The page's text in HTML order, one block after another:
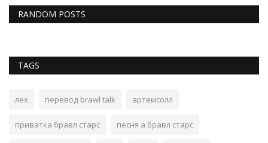
RANDOM POSTS
TAGS
лех перевод brawl talk артемсолл
приватка бравл старс песня а бравл старс